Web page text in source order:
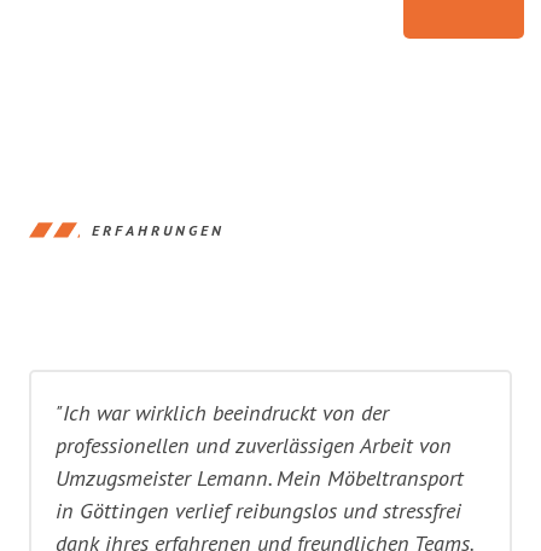
ERFAHRUNGEN
"Ich war wirklich beeindruckt von der
professionellen und zuverlässigen Arbeit von
Umzugsmeister Lemann. Mein Möbeltransport
in Göttingen verlief reibungslos und stressfrei
dank ihres erfahrenen und freundlichen Teams.